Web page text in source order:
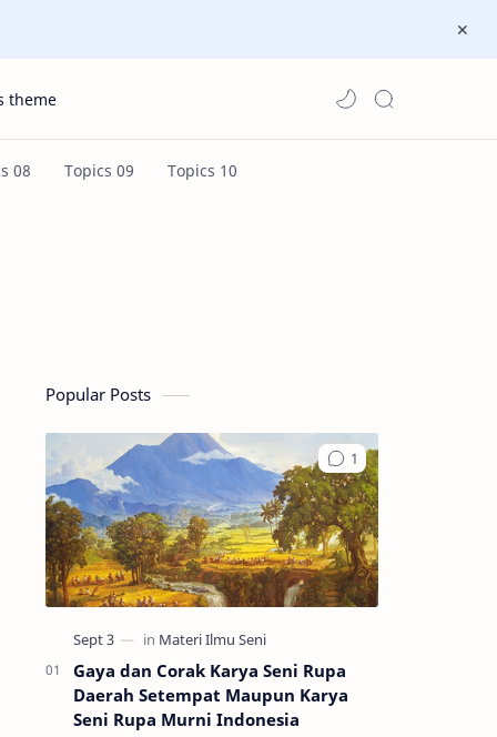
theme
Popular Posts
Gaya dan Corak Karya Seni Rupa
Daerah Setempat Maupun Karya
Seni Rupa Murni Indonesia